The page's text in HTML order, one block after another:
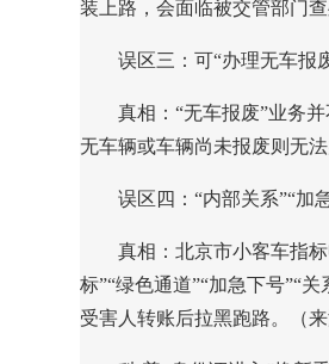
装上路，会面临被交管部门查
误区三：可“办理无车报
真相： “无车报废”业务
无车辆或车辆尚未报废则无法
误区四：“内部关系”“加
真相： 北京市小客车指
标”“绿色通道”“加急下号”“
受害人转账后拉黑跑路。（